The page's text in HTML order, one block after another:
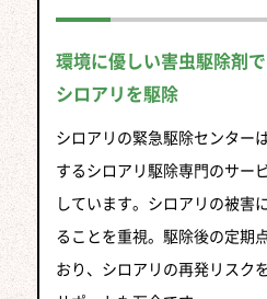
環境に優しい害虫駆除剤で
シロアリを駆除
シロアリの緊急駆除センター
するシロアリ駆除専門のサー
しています。シロアリの被害
ることを重視。駆除後の定期
おり、シロアリの再発リスク